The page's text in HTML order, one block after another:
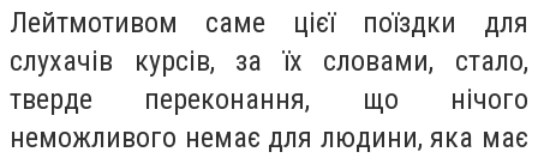
Лейтмотивом саме цієї поїздки для
слухачів курсів, за їх словами, стало,
тверде переконання, що нічого
неможливого немає для людини, яка має